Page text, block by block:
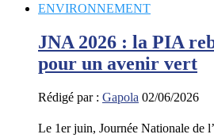
ENVIRONNEMENT
JNA 2026 : la PIA
pour un avenir vert
Rédigé par : Gapola 02/06/2026
Le 1er juin, Journée Nationale de